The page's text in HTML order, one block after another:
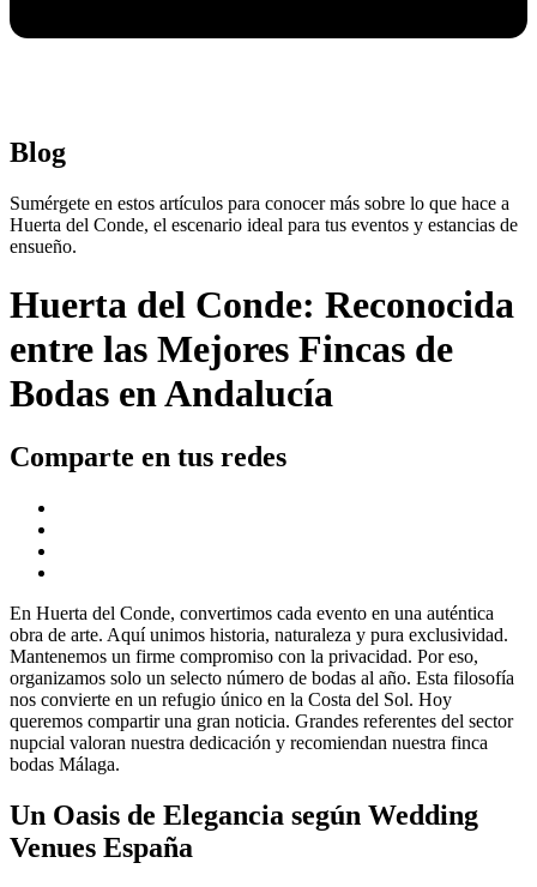
Blog
Sumérgete en estos artículos para conocer más sobre lo que hace a
Huerta del Conde, el escenario ideal para tus eventos y estancias de
ensueño.
Huerta del Conde: Reconocida
entre las Mejores Fincas de
Bodas en Andalucía
Comparte en tus redes
En Huerta del Conde, convertimos cada evento en una auténtica
obra de arte. Aquí unimos historia, naturaleza y pura exclusividad.
Mantenemos un firme compromiso con la privacidad. Por eso,
organizamos solo un selecto número de bodas al año. Esta filosofía
nos convierte en un refugio único en la Costa del Sol. Hoy
queremos compartir una gran noticia. Grandes referentes del sector
nupcial valoran nuestra dedicación y recomiendan nuestra finca
bodas Málaga.
Un Oasis de Elegancia según Wedding
Venues España